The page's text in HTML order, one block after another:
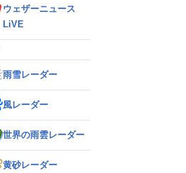
ウェザーニュース
LiVE
雨雪レーダー
風レーダー
世界の雨雲レーダー
黄砂レーダー